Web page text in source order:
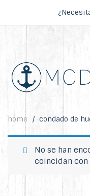
home condado de
No se han
coincidan